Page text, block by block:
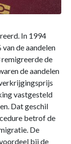
In 1994
de aandelen
de
de aandelen
vastgesteld
Dat geschil
betrof de
De
bij de